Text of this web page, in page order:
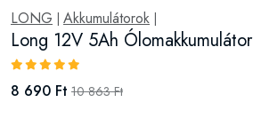
LONG Akkumulátorok
Long 12V 5Ah
8 690 Ft 10 863 Ft